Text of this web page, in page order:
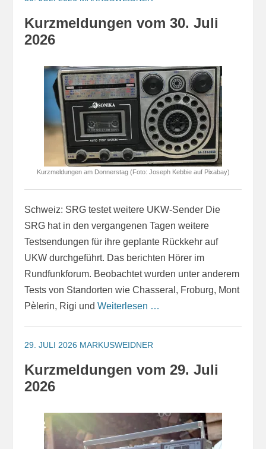
Kurzmeldungen vom 30. Juli
2026
Kurzmeldungen am Donnerstag (Foto: Joseph Kebbie auf Pixabay)
Schweiz: SRG testet weitere UKW-Sender Die
SRG hat in den vergangenen Tagen weitere
Testsendungen für ihre geplante Rückkehr auf
UKW durchgeführt. Das berichten Hörer im
Rundfunkforum. Beobachtet wurden unter anderem
Tests von Standorten wie Chasseral, Froburg, Mont
Pèlerin, Rigi und Weiterlesen …
29. JULI 2026 MARKUSWEIDNER
Kurzmeldungen vom 29. Juli
2026